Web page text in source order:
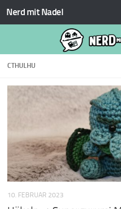
Zum Inhalt springen
Nerd mit Nadel
CTHULHU
10. FEBRUAR 2023